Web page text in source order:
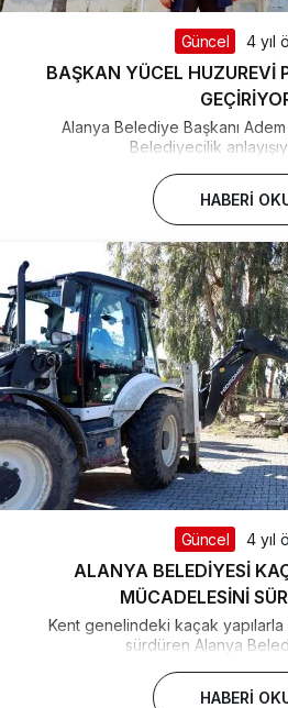
Güncel 4 yıl
BAŞKAN YÜCEL HUZUREVİ
Alanya Belediye Başkanı
Belediyecilik
HABERI
Güncel 4 yıl
ALANYA BELEDİYESİ
MÜCADELESİNİ
Kent genelindeki kaçak yapılarla
sürdüren Alanya
HABERI